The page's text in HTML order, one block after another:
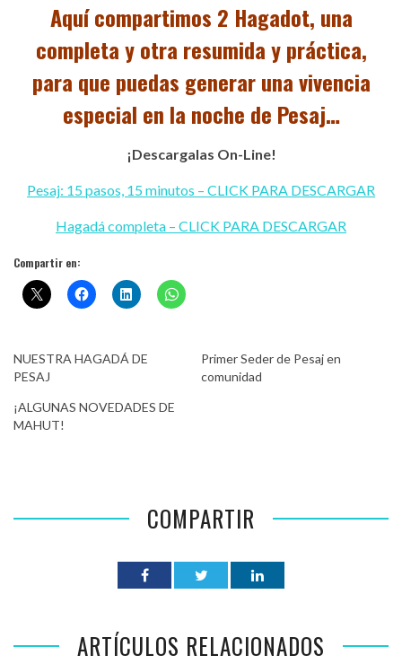
Aquí compartimos 2 Hagadot, una
completa y otra resumida y práctica,
para que puedas generar una vivencia
especial en la noche de Pesaj…
¡Descargalas On-Line!
Pesaj: 15 pasos, 15 minutos – CLICK PARA DESCARGAR
Hagadá completa – CLICK PARA DESCARGAR
Compartir en:
NUESTRA HAGADÁ DE
PESAJ
Primer Seder de Pesaj en
comunidad
¡ALGUNAS NOVEDADES DE
MAHUT!
COMPARTIR
ARTÍCULOS RELACIONADOS